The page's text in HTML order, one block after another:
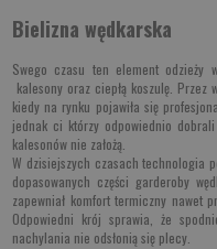
Bielizna wędkarska
Swego czasu ten element odzieży
kalesony oraz ciepłą koszulę. Przez
kiedy na rynku pojawiła się
jednak ci którzy odpowiednio
kalesonów nie założą.
W dzisiejszych czasach technologia
dopasowanych części garderoby
zapewniał komfort termiczny nawet
Odpowiedni krój sprawia, że
nachylania nie odsłonią się plecy.